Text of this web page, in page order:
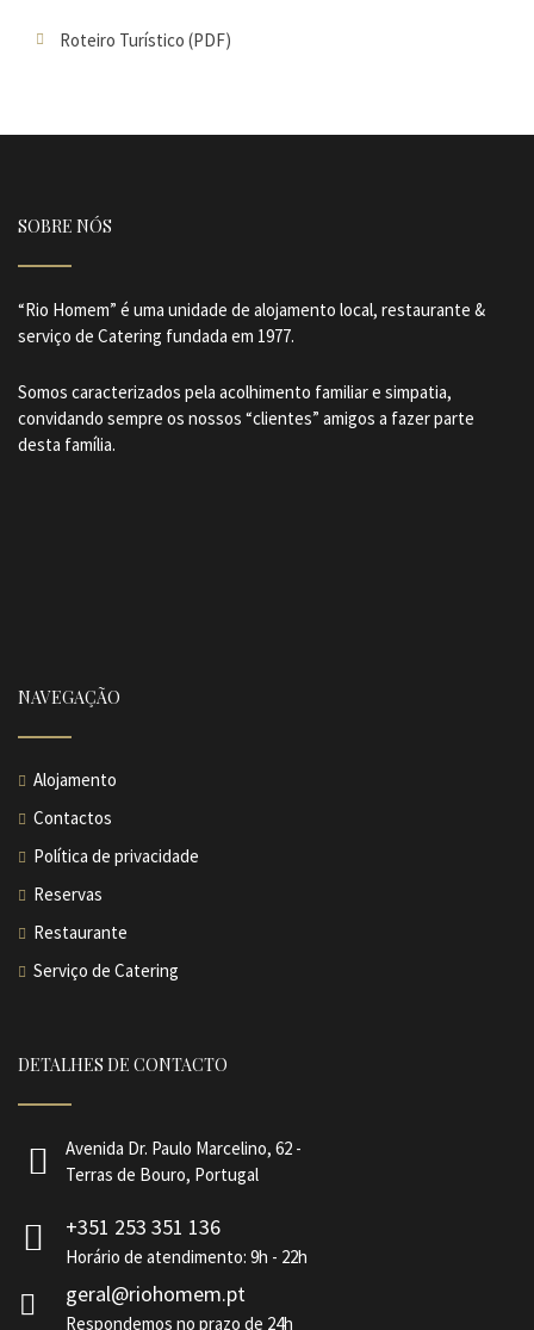
Roteiro Turístico (PDF)
SOBRE NÓS
“Rio Homem” é uma unidade de alojamento local, restaurante &
serviço de Catering fundada em 1977.
Somos caracterizados pela acolhimento familiar e simpatia,
convidando sempre os nossos “clientes” amigos a fazer parte
desta família.
NAVEGAÇÃO
Alojamento
Contactos
Política de privacidade
Reservas
Restaurante
Serviço de Catering
DETALHES DE CONTACTO
Avenida Dr. Paulo Marcelino, 62 -
Terras de Bouro, Portugal
+351 253 351 136
Horário de atendimento: 9h - 22h
geral@riohomem.pt
Respondemos no prazo de 24h